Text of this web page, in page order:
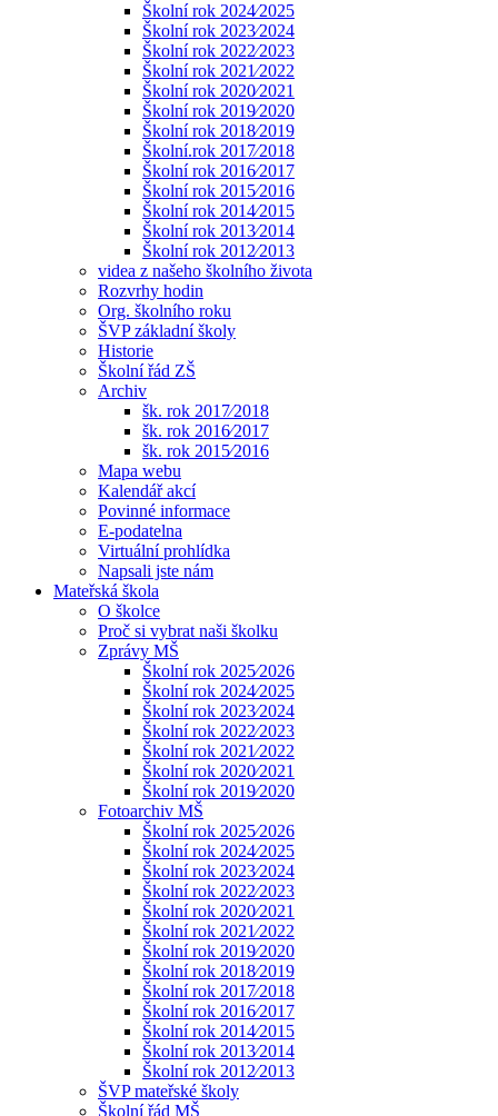
Školní rok 2024⁄2025
Školní rok 2023⁄2024
Školní rok 2022⁄2023
Školní rok 2021⁄2022
Školní rok 2020⁄2021
Školní rok 2019⁄2020
Školní rok 2018⁄2019
Školní.rok 2017⁄2018
Školní rok 2016⁄2017
Školní rok 2015⁄2016
Školní rok 2014⁄2015
Školní rok 2013⁄2014
Školní rok 2012⁄2013
videa z našeho školního života
Rozvrhy hodin
Org. školního roku
ŠVP základní školy
Historie
Školní řád ZŠ
Archiv
šk. rok 2017⁄2018
šk. rok 2016⁄2017
šk. rok 2015⁄2016
Mapa webu
Kalendář akcí
Povinné informace
E-podatelna
Virtuální prohlídka
Napsali jste nám
Mateřská škola
O školce
Proč si vybrat naši školku
Zprávy MŠ
Školní rok 2025⁄2026
Školní rok 2024⁄2025
Školní rok 2023⁄2024
Školní rok 2022⁄2023
Školní rok 2021⁄2022
Školní rok 2020⁄2021
Školní rok 2019⁄2020
Fotoarchiv MŠ
Školní rok 2025⁄2026
Školní rok 2024⁄2025
Školní rok 2023⁄2024
Školní rok 2022⁄2023
Školní rok 2020⁄2021
Školní rok 2021⁄2022
Školní rok 2019⁄2020
Školní rok 2018⁄2019
Školní rok 2017⁄2018
Školní rok 2016⁄2017
Školní rok 2014⁄2015
Školní rok 2013⁄2014
Školní rok 2012⁄2013
ŠVP mateřské školy
Školní řád MŠ